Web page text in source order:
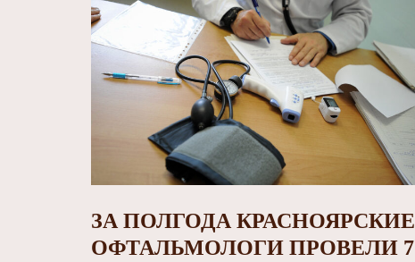
ЗА ПОЛГОДА КРАСНОЯРСКИЕ
ОФТАЛЬМОЛОГИ ПРОВЕЛИ 7